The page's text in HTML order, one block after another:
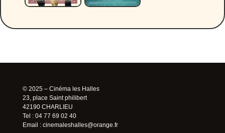
© 2025 – Cinéma les Halles
23, place Saint philibert
42190 CHARLIEU
Tel : 04 77 69 02 40
Email : cinemaleshalles@orange.fr